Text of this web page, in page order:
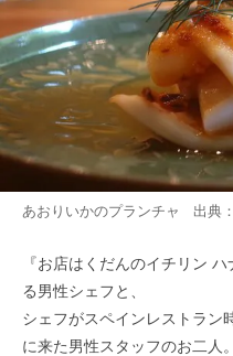
あおりいかのプランチャ 出典：
『お店はくだんのイチリン
る男性シェフと、
シェフがスペインレストラン
に来た男性スタッフのお二人。